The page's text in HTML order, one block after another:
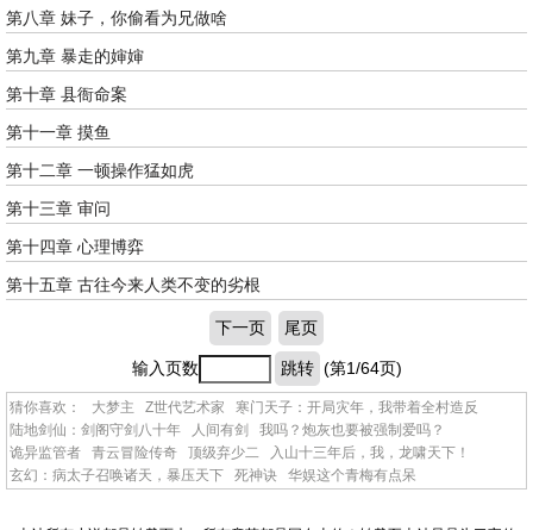
第八章 妹子，你偷看为兄做啥
第九章 暴走的婶婶
第十章 县衙命案
第十一章 摸鱼
第十二章 一顿操作猛如虎
第十三章 审问
第十四章 心理博弈
第十五章 古往今来人类不变的劣根
下一页 尾页
输入页数 跳转 (第1/64页)
猜你喜欢： 大梦主 Z世代艺术家
寒门天子：开局灾年，我带着全村造反
陆地剑仙：剑阁守剑八十年
人间有剑
我吗？炮灰也要被强制爱吗？
诡异监管者
青云冒险传奇 顶级弃少二
入山十三年后，我，龙啸天下！
玄幻：病太子召唤诸天，暴压天下
死神诀 华娱这个青梅有点呆